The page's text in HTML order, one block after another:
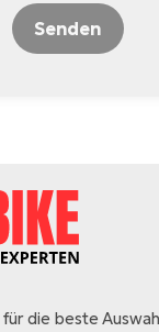
Senden
die beste